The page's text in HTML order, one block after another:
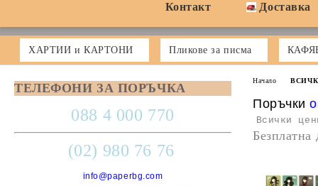
Контакт Доставка
ХАРТИИ и КАРТОНИ Пликове за писма
ТЕЛЕФОНИ ЗА ПОРЪЧКА
088 4 000 770
(02) 980 76 76
info@paperbg.com
Начало
Поръчки
Всички
Безплатна